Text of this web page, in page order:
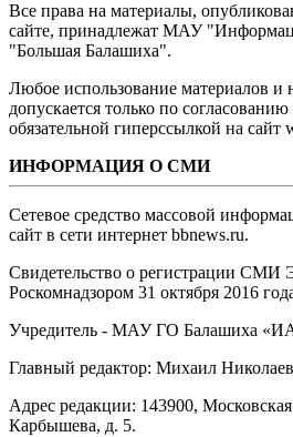
Все права на материалы,
сайте, принадлежат МАУ
"Большая Балашиха".
Любое использование материалов и
допускается только по
обязательной гиперссылкой на сайт
ИНФОРМАЦИЯ О СМИ
Сетевое средство массовой
сайт в сети интернет bbnews.ru.
Свидетельство о регистрации
Роскомнадзором 31 октября 2016
Учредитель - МАУ ГО Балашиха
Главный редактор: Михаил
Адрес редакции: 143900,
Карбышева, д. 5.